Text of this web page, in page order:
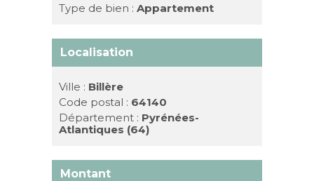
Type de bien :Appartement
Localisation
Ville : Billère
Code postal : 64140
Département : Pyrénées-
Atlantiques (64)
Montant